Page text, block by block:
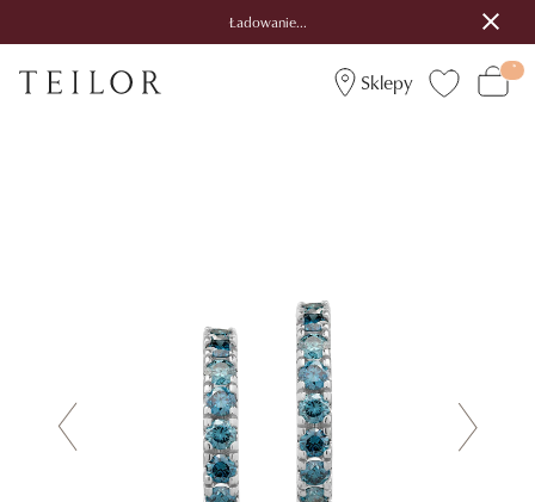
Ładowanie...
Sklepy